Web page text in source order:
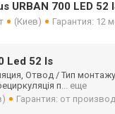
URBAN 700 LED 52
(Киев) Гарантия: 12
Led 52 Is
Отвод / Тип
п... еще
Гарантия: от